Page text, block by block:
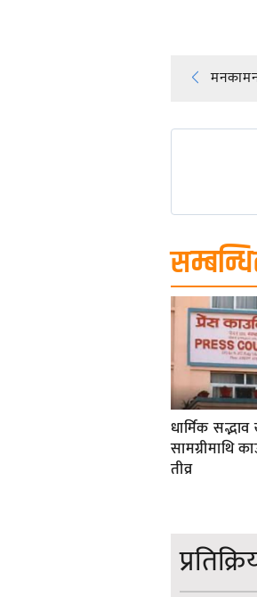
Post
धार्मिक
सामग्रीमाथि
तीव्र